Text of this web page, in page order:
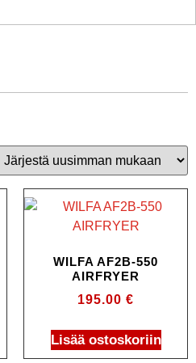
WILFA AF2B-550
AIRFRYER
195.00 €
Lisää ostoskoriin